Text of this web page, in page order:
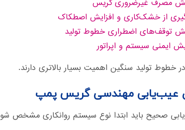
مصرف غیرضروری گریس
از خشک‌کاری و افزایش اصطکاک
توقف‌های اضطراری خطوط تولید
ایمنی سیستم و اپراتور
خطوط تولید سنگین اهمیت بسیار بالاتری دارند.
عیب‌یابی مهندسی گریس پمپ
صحیح باید ابتدا نوع سیستم روانکاری